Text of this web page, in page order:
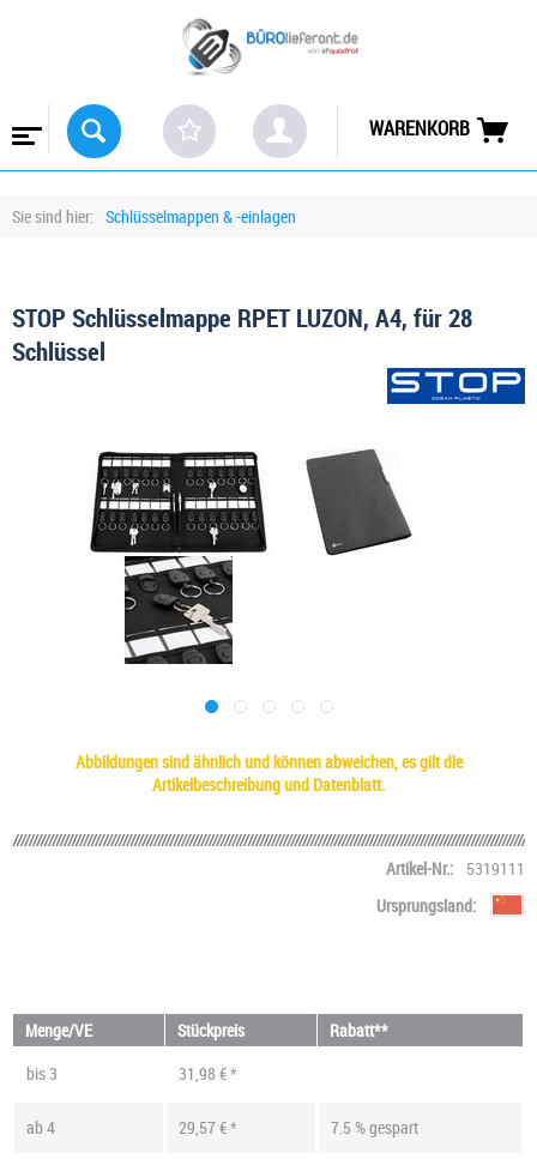
WARENKORB
Sie sind hier: Schlüsselmappen & -einlagen
STOP Schlüsselmappe RPET LUZON, A4, für 28
Schlüssel
Abbildungen sind ähnlich und können abweichen, es gilt die
Artikelbeschreibung und Datenblatt.
Artikel-Nr.:
5319111
Ursprungsland:
Menge/VE Stückpreis
Rabatt**
bis 3 31,98 € *
ab4 29,57 € * 7.5 % gespart